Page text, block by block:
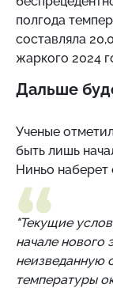
полгода
составляла
жаркого 2024
Дальше
Ученые
быть лишь
Ниньо наберет
"Текущие
начале нового
неизведанную
температуры